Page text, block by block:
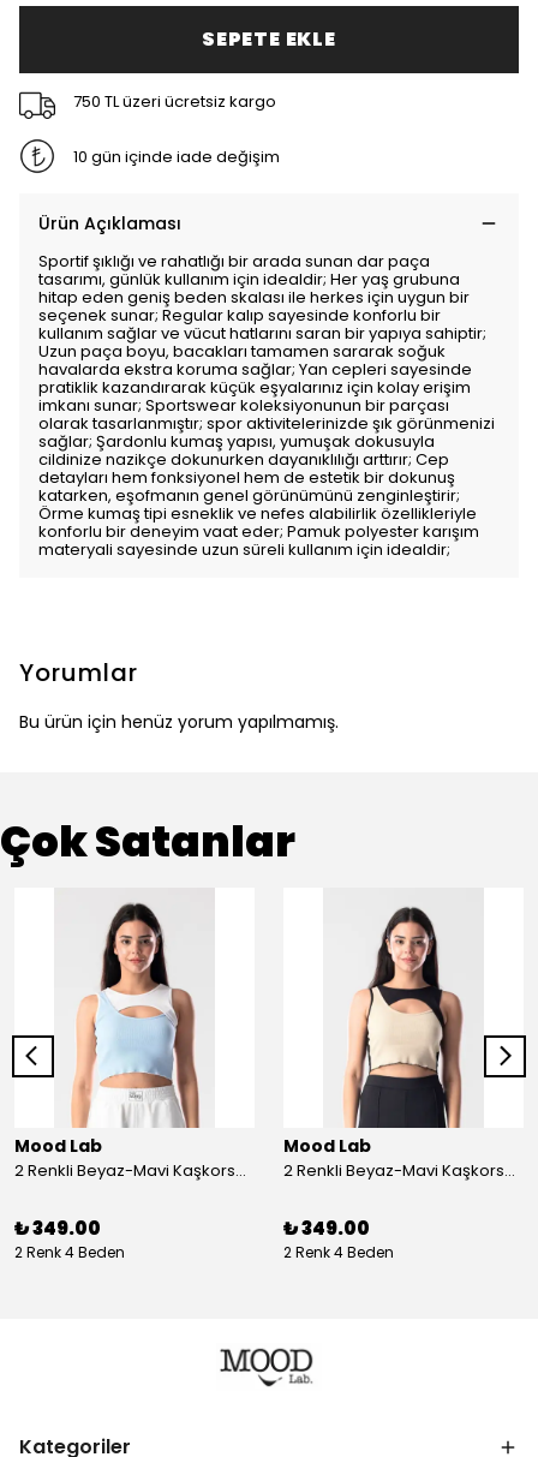
SEPETE EKLE
750 TL üzeri ücretsiz kargo
10 gün içinde iade değişim
Ürün Açıklaması
Sportif şıklığı ve rahatlığı bir arada sunan dar paça
tasarımı, günlük kullanım için idealdir; Her yaş grubuna
hitap eden geniş beden skalası ile herkes için uygun bir
seçenek sunar; Regular kalıp sayesinde konforlu bir
kullanım sağlar ve vücut hatlarını saran bir yapıya sahiptir;
Uzun paça boyu, bacakları tamamen sararak soğuk
havalarda ekstra koruma sağlar; Yan cepleri sayesinde
pratiklik kazandırarak küçük eşyalarınız için kolay erişim
imkanı sunar; Sportswear koleksiyonunun bir parçası
olarak tasarlanmıştır; spor aktivitelerinizde şık görünmenizi
sağlar; Şardonlu kumaş yapısı, yumuşak dokusuyla
cildinize nazikçe dokunurken dayanıklılığı arttırır; Cep
detayları hem fonksiyonel hem de estetik bir dokunuş
katarken, eşofmanın genel görünümünü zenginleştirir;
Örme kumaş tipi esneklik ve nefes alabilirlik özellikleriyle
konforlu bir deneyim vaat eder; Pamuk polyester karışım
materyali sayesinde uzun süreli kullanım için idealdir;
Yorumlar
Bu ürün için henüz yorum yapılmamış.
Çok Satanlar
Mood Lab
2 Renkli Beyaz-Mavi Kaşkorse Asimetrik Crop Atlet Bluz Top - beyaz-mavi
₺ 349.00
2 Renk 4 Beden
Mood Lab
2 Renkli Beyaz-Mavi Kaşkorse Asimetrik Crop Atlet Bluz Top - siyah-bej
₺ 349.00
2 Renk 4 Beden
Kategoriler